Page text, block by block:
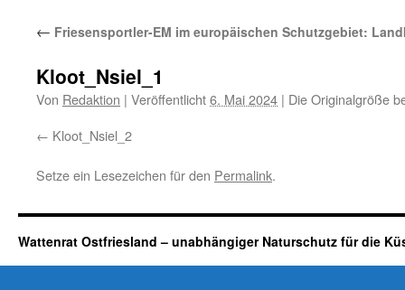
← Friesensportler-EM im europäischen Schutzgebiet:
Kloot_Nsiel_1
Von Redaktion | Veröffentlicht6. Mai 2024 | Die Originalgröße
Kloot_Nsiel_2
Setze ein Lesezeichen für den Permalink.
Wattenrat Ostfriesland – unabhängiger Naturschutz für die